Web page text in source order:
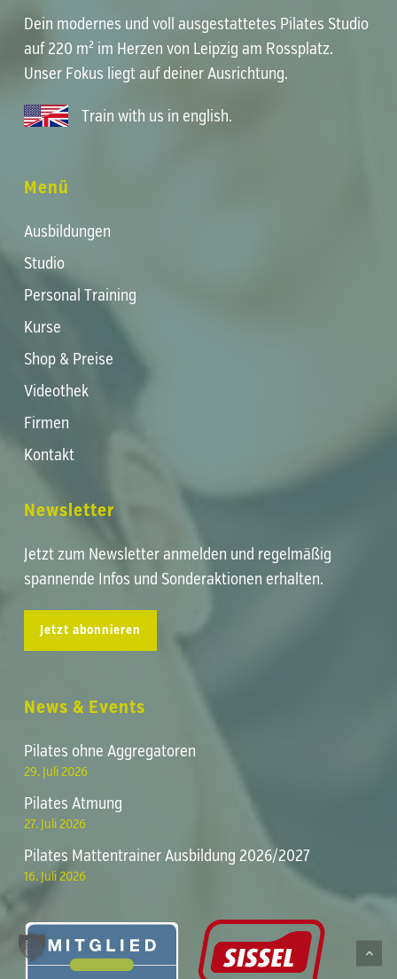
Zwischensumme:
Warenkorb anzeigen Kasse
Dein modernes und voll ausgestattetes Pilates Studio
auf 220 m² im Herzen von Leipzig am Rossplatz.
Unser Fokus liegt auf deiner Ausrichtung.
Train with us in english.
Menü
Ausbildungen
Studio
Personal Training
Kurse
Shop & Preise
Videothek
Firmen
Kontakt
Newsletter
Jetzt zum Newsletter anmelden und regelmäßig
spannende Infos und Sonderaktionen erhalten.
Jetzt abonnieren
News & Events
Pilates ohne Aggregatoren
29. Juli 2026
Pilates Atmung
27. Juli 2026
Pilates Mattentrainer Ausbildung 2026/2027
16. Juli 2026